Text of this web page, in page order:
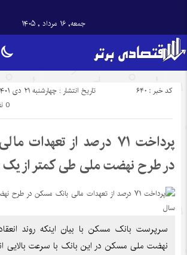
جمعه, ۱۶ مرداد , ۱۴۰۵
تاریخ انتشار : چهارشنبه ۲۱ دی ۱۴۰۱ - ۲۰:۳۹ کد خبر : 640
0 نظر
پرداخت ۷۱ درصد از
در طرح نهضت ملی طی کمتر از
سرپرست بانک مسکن با بیان اینکه روند
نهضت ملی مسکن در این بانک با سرعت بالایی